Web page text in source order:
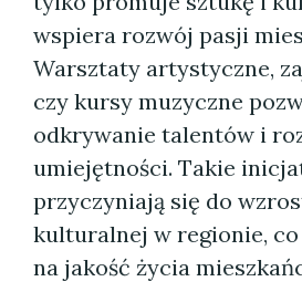
wspiera rozwój pasji
Warsztaty artystyczne,
czy kursy muzyczne
odkrywanie talentów i
umiejętności. Takie
przyczyniają się do
kulturalnej w regionie, co
na jakość życia